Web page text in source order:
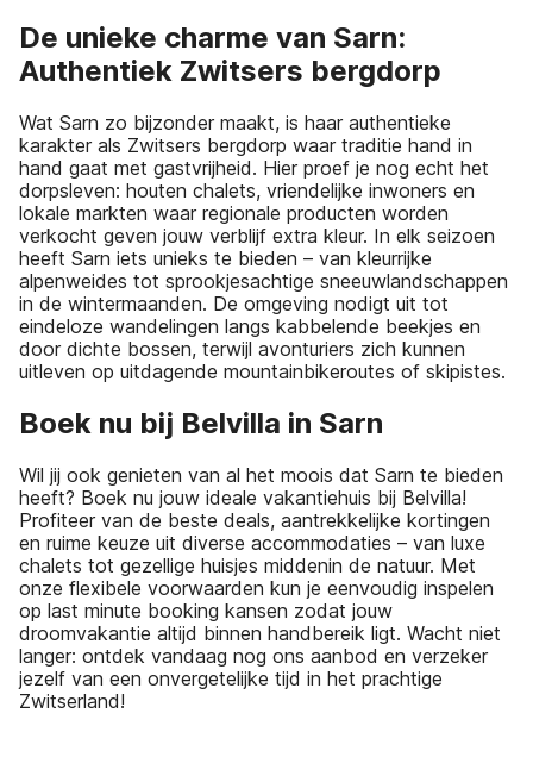
De unieke charme van Sarn:
Authentiek Zwitsers bergdorp
Wat Sarn zo bijzonder maakt, is haar authentieke
karakter als Zwitsers bergdorp waar traditie hand in
hand gaat met gastvrijheid. Hier proef je nog echt het
dorpsleven: houten chalets, vriendelijke inwoners en
lokale markten waar regionale producten worden
verkocht geven jouw verblijf extra kleur. In elk seizoen
heeft Sarn iets unieks te bieden – van kleurrijke
alpenweides tot sprookjesachtige sneeuwlandschappen
in de wintermaanden. De omgeving nodigt uit tot
eindeloze wandelingen langs kabbelende beekjes en
door dichte bossen, terwijl avonturiers zich kunnen
uitleven op uitdagende mountainbikeroutes of skipistes.
Boek nu bij Belvilla in Sarn
Wil jij ook genieten van al het moois dat Sarn te bieden
heeft? Boek nu jouw ideale vakantiehuis bij Belvilla!
Profiteer van de beste deals, aantrekkelijke kortingen
en ruime keuze uit diverse accommodaties – van luxe
chalets tot gezellige huisjes middenin de natuur. Met
onze flexibele voorwaarden kun je eenvoudig inspelen
op last minute booking kansen zodat jouw
droomvakantie altijd binnen handbereik ligt. Wacht niet
langer: ontdek vandaag nog ons aanbod en verzeker
jezelf van een onvergetelijke tijd in het prachtige
Zwitserland!